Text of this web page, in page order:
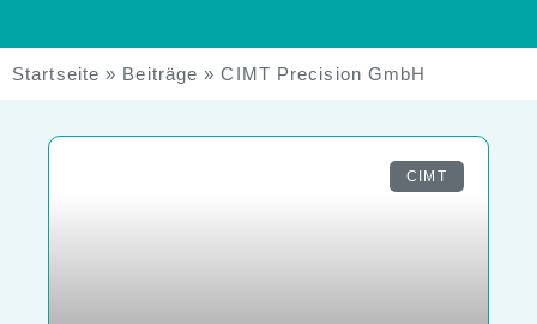
Startseite » Beiträge »CIMT Precision GmbH
CIMT